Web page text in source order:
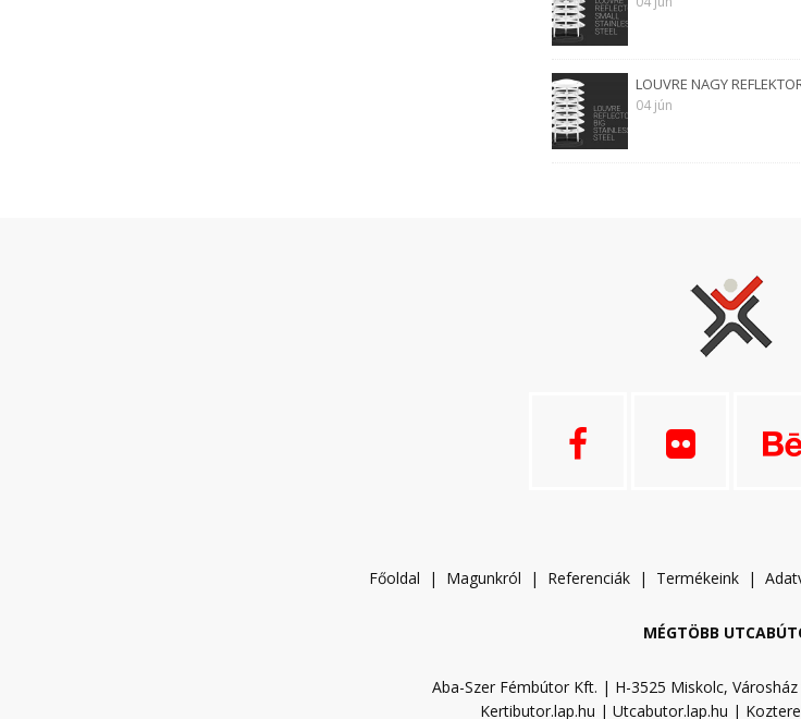
LOUVRE NAGY
04 jún
Főoldal | Magunkról | Referenciák | Termékeink | A
MÉGTÖBB
Aba-Szer Fémbútor Kft. | H-3525 Miskolc,
Kertibutor.lap.hu | Utcabutor.lap.hu |